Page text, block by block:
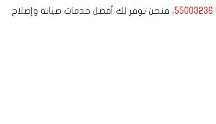
55003236، فنحن نوفر لك أفضل خدمات صيانة وإصلاح